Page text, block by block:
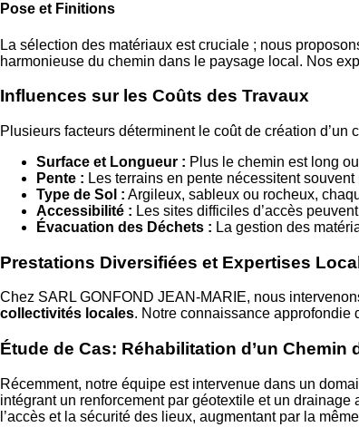
Pose et Finitions
La sélection des matériaux est cruciale ; nous
harmonieuse du chemin dans le paysage local. Nos
Influences sur les Coûts des Travaux
Plusieurs facteurs déterminent le coût de création d’un
Surface et Longueur : Plus le chemin est long
Pente : Les terrains en pente nécessitent
Type de Sol : Argileux, sableux ou rocheux,
Accessibilité : Les sites difficiles d’accès
Évacuation des Déchets : La gestion des
Prestations Diversifiées et Expertises
Chez SARL GONFOND JEAN-MARIE, nous
collectivités locales. Notre connaissance approfondie
Étude de Cas: Réhabilitation d’un Chemin
Récemment, notre équipe est intervenue dans un
intégrant un renforcement par géotextile et un
l’accès et la sécurité des lieux, augmentant par la